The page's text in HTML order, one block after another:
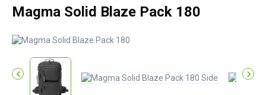
Magma Solid Blaze Pack 180
 